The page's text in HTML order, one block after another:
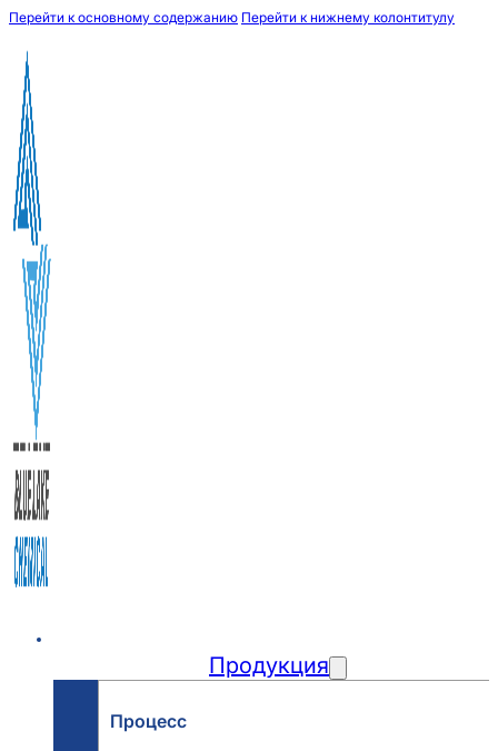
Перейти к основному содержанию Перейти к нижнему колонтитулу
Продукция
Процесс